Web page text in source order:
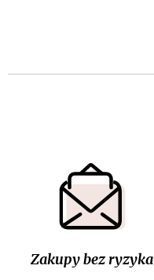
Zakupy bez ryzyka